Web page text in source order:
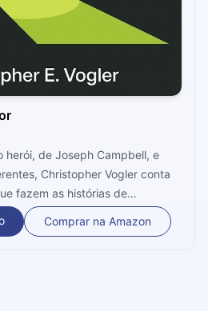
herói, de Joseph Campbell, e
Christopher Vogler conta
fazem as histórias de
Ainda são revelados
de Jung, trazendo um
Comprar na Amazon